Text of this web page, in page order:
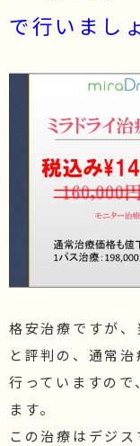
で行いまし
格安治療ですが
と評判の、通常
行っていますの
ます。
この治療はデジ